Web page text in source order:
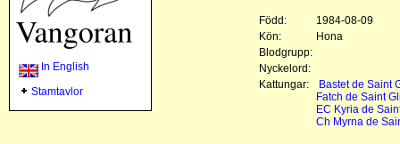
In English
Stamtavlor
Född:
1984-08-09
Kön:
Hona
Blodgrupp:
Nyckelord:
Kattungar:
Bastet de Saint
Fatch de Saint
EC Kyria de
Ch Myrna de